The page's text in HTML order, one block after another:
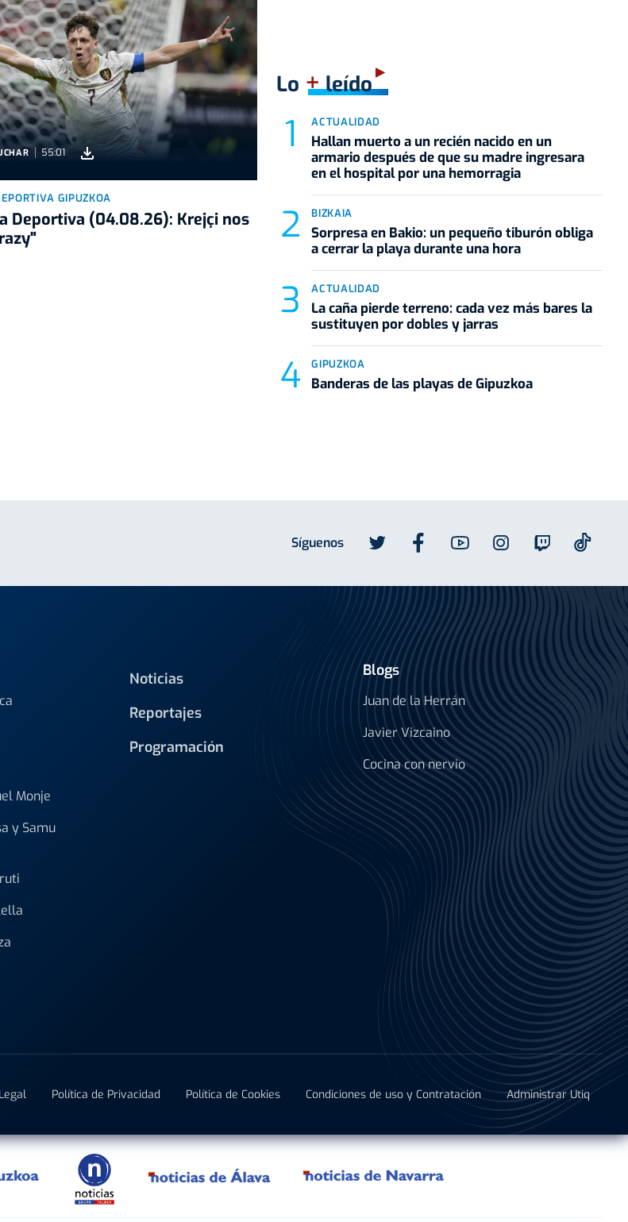
55:01
GIPUZKOA
Deportiva (04.08.26): Krejçi nos
Lo +leído
ACTUALIDAD
Hallan muerto a un recién nacido en un
armario después de que su madre ingresara
en el hospital por una hemorragia
BIZKAIA
Sorpresa en Bakio: un pequeño tiburón obliga
a cerrar la playa durante una hora
ACTUALIDAD
La caña pierde terreno: cada vez más bares la
sustituyen por dobles y jarras
GIPUZKOA
Banderas de las playas de Gipuzkoa
Síguenos
Monje
y Samu
Noticias
Reportajes
Programación
Blogs
Juan de la Herrán
Javier Vizcaino
Cocina con nervio
Política de Privacidad Política de Cookies Condiciones de uso y Contratación Administrar Utiq